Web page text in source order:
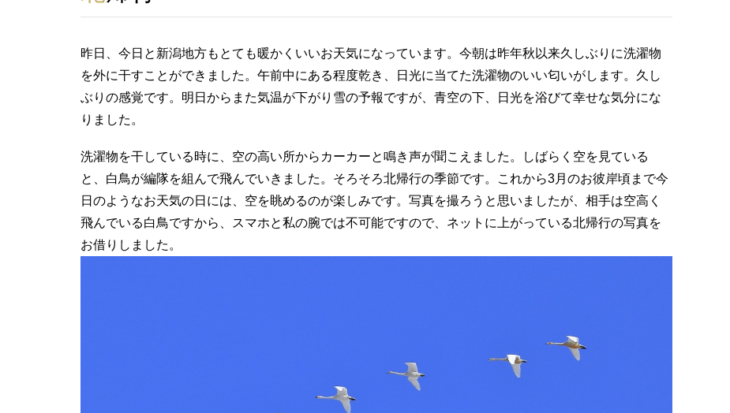
昨日、今日と新潟地方もとても暖かくいいお天気になっています。今朝は昨年秋以来久しぶりに洗濯物
を外に干すことができました。午前中にある程度乾き、日光に当てた洗濯物のいい匂いがします。久し
ぶりの感覚です。明日からまた気温が下がり雪の予報ですが、青空の下、日光を浴びて幸せな気分にな
りました。
洗濯物を干している時に、空の高い所からカーカーと鳴き声が聞こえました。しばらく空を見ている
と、白鳥が編隊を組んで飛んでいきました。そろそろ北帰行の季節です。これから3月のお彼岸頃まで今
日のようなお天気の日には、空を眺めるのが楽しみです。写真を撮ろうと思いましたが、相手は空高く
飛んでいる白鳥ですから、スマホと私の腕では不可能ですので、ネットに上がっている北帰行の写真を
お借りしました。